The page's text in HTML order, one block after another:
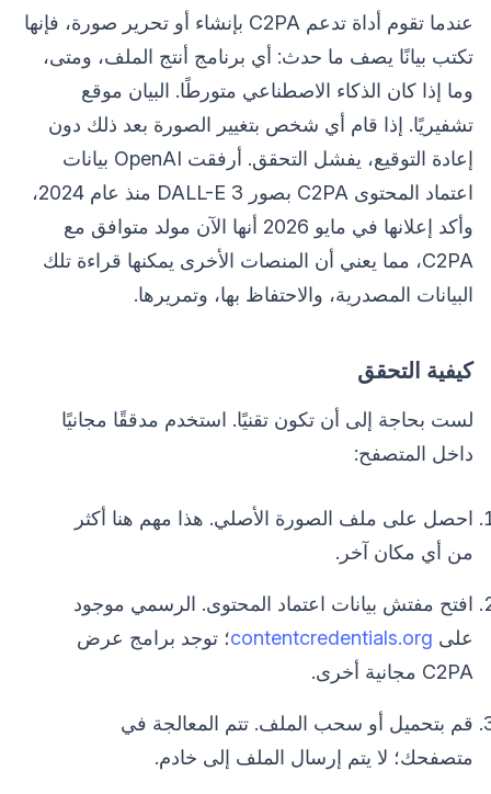
عندما تقوم أداة تدعم C2PA بإنشاء أو تحرير صورة، فإنها
تكتب بيانًا يصف ما حدث: أي برنامج أنتج الملف، ومتى،
وما إذا كان الذكاء الاصطناعي متورطًا. البيان موقع
تشفيريًا. إذا قام أي شخص بتغيير الصورة بعد ذلك دون
إعادة التوقيع، يفشل التحقق. أرفقت OpenAI بيانات
اعتماد المحتوى C2PA بصور DALL-E 3 منذ عام 2024،
وأكد إعلانها في مايو 2026 أنها الآن مولد متوافق مع
C2PA، مما يعني أن المنصات الأخرى يمكنها قراءة تلك
البيانات المصدرية، والاحتفاظ بها، وتمريرها.
كيفية التحقق
لست بحاجة إلى أن تكون تقنيًا. استخدم مدققًا مجانيًا
داخل المتصفح:
احصل على ملف الصورة الأصلي. هذا مهم هنا أكثر
من أي مكان آخر.
افتح مفتش بيانات اعتماد المحتوى. الرسمي موجود
على contentcredentials.org؛ توجد برامج عرض
C2PA مجانية أخرى.
قم بتحميل أو سحب الملف. تتم المعالجة في
متصفحك؛ لا يتم إرسال الملف إلى خادم.